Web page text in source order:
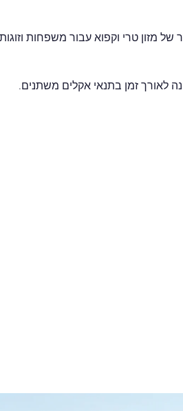
מזון טרי וקפוא עבור משפחות
לאורך זמן בתנאי אקלים משתנים.